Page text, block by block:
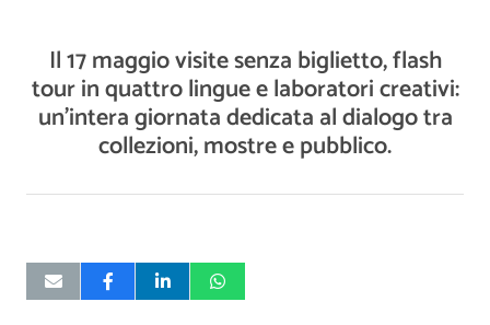
Il 17 maggio visite senza biglietto, flash
tour in quattro lingue e laboratori creativi:
un’intera giornata dedicata al dialogo tra
collezioni, mostre e pubblico.